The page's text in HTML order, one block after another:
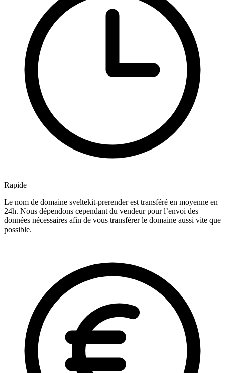
Rapide
Le nom de domaine sveltekit-prerender est transféré en moyenne en
24h. Nous dépendons cependant du vendeur pour l’envoi des
données nécessaires afin de vous transférer le domaine aussi vite que
possible.